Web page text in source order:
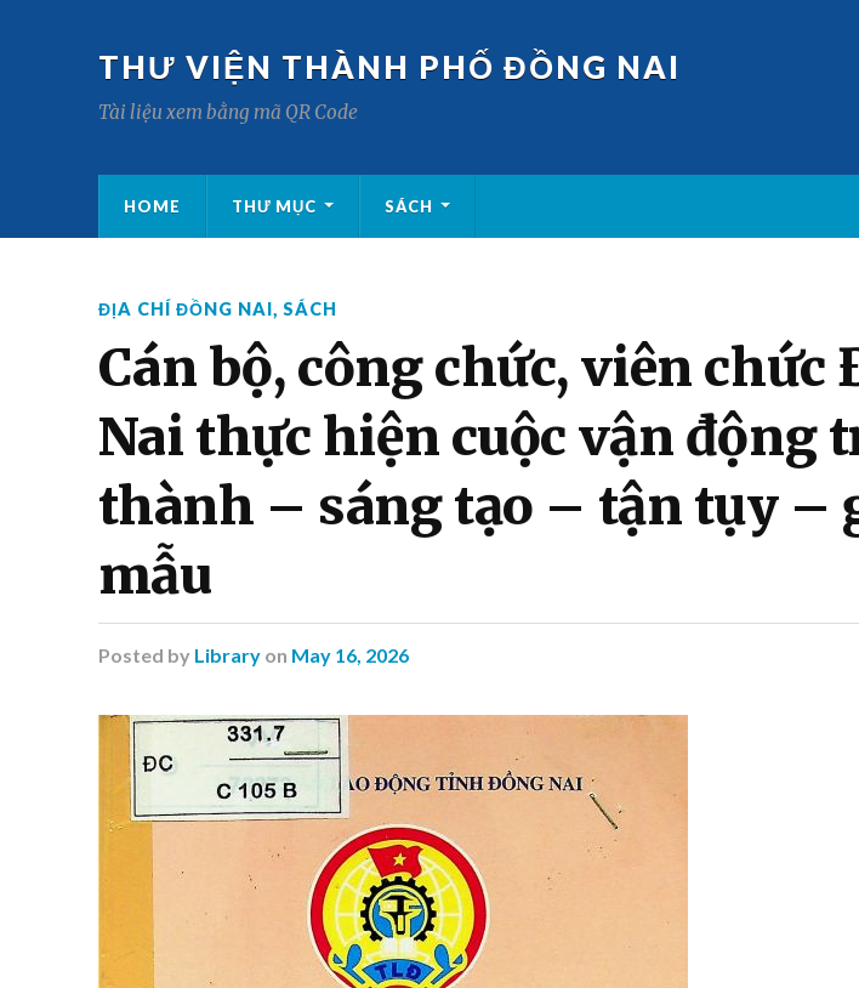
THƯ VIỆN THÀNH PHỐ ĐỒNG NAI
Tài liệu xem bằng mã QR Code
HOME THƯ MỤC SÁCH
ĐỊA CHÍ ĐỒNG NAI, SÁCH
Cán bộ, công chức, viên chức
Nai thực hiện cuộc vận động
thành – sáng tạo – tận tụy –
mẫu
Posted by Library on May 16, 2026